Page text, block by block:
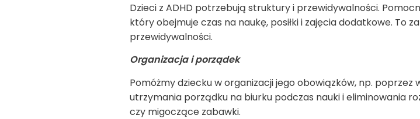
Dzieci z ADHD potrzebują struktury i przewidywalności.
który obejmuje czas na naukę, posiłki i zajęcia dodatkowe. To
przewidywalności.
Organizacja i porządek
Pomóżmy dziecku w organizacji jego obowiązków, np.
utrzymania porządku na biurku podczas nauki i eliminowania
czy migoczące zabawki.